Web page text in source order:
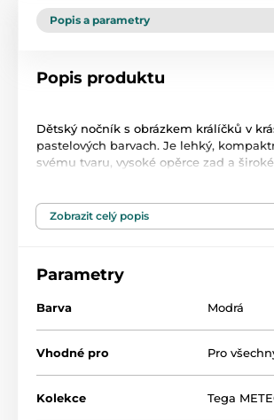
Popis a parametry
Popis produktu
Dětský nočník s obrázkem králíčků v
pastelových barvach. Je lehký,
svému tvaru, vysoké opěrce zad a
Baterii v hracím modulu nelze vyměnit.
Nočníky a sedátka 47,5
Zobrazit celý popis
Parametry
Barva Modrá
Vhodné pro Pro
Kolekce Tega